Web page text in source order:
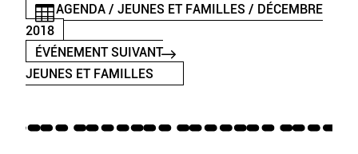
AGENDA / JEUNES ET FAMILLES / DÉCEMBRE
2018
ÉVÉNEMENT SUIVANT
JEUNES ET FAMILLES